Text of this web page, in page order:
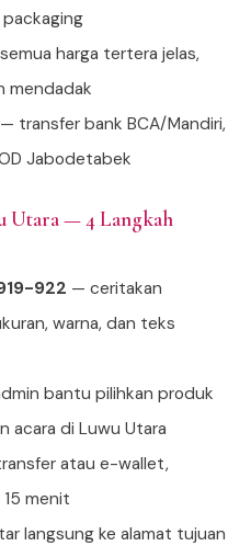
harga tertera jelas,
mendadak
— transfer bank BCA/Mandiri,
Jabodetabek
Utara — 4 Langkah
922 — ceritakan
warna, dan teks
bantu pilihkan produk
acara di Luwu Utara
atau e-wallet,
menit
langsung ke alamat tujuan